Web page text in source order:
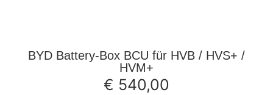
BYD Battery-Box BCU für HVB / HVS+ /
HVM+
€ 540,00